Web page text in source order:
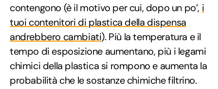
contengono (è il motivo per cui, dopo un po’, i
tuoi contenitori di plastica della dispensa
andrebbero cambiati). Più la temperatura e il
tempo di esposizione aumentano, più i legami
chimici della plastica si rompono e aumenta la
probabilità che le sostanze chimiche filtrino.